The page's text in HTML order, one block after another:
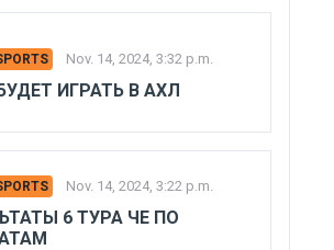
Nov. 14, 2024, 3:32 p.m.
ИГРАТЬ В АХЛ
Nov. 14, 2024, 3:22 p.m.
6 ТУРА ЧЕ ПО